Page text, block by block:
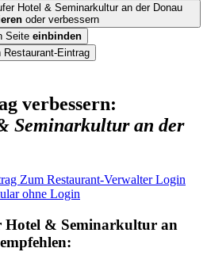
Hotel & Seminarkultur an der Donau
oder verbessern
Seite einbinden
Eintrag
verbessern:
Seminarkultur an der
Zum Restaurant-Verwalter Login
ohne Login
Hotel & Seminarkultur an